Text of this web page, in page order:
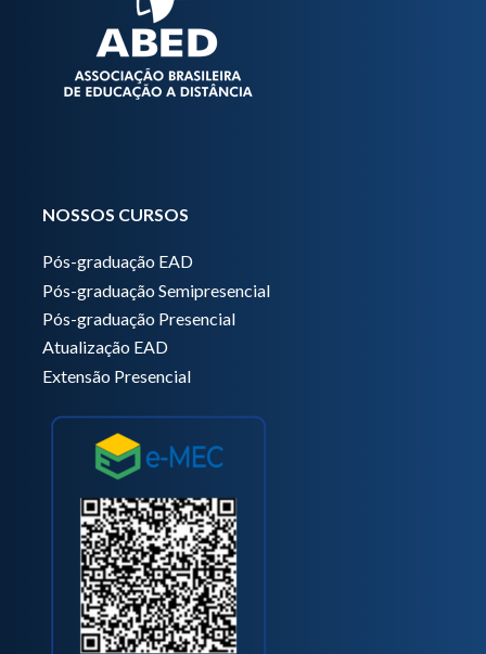
NOSSOS CURSOS
Pós-graduação EAD
Pós-graduação Semipresencial
Pós-graduação Presencial
Atualização EAD
Extensão Presencial